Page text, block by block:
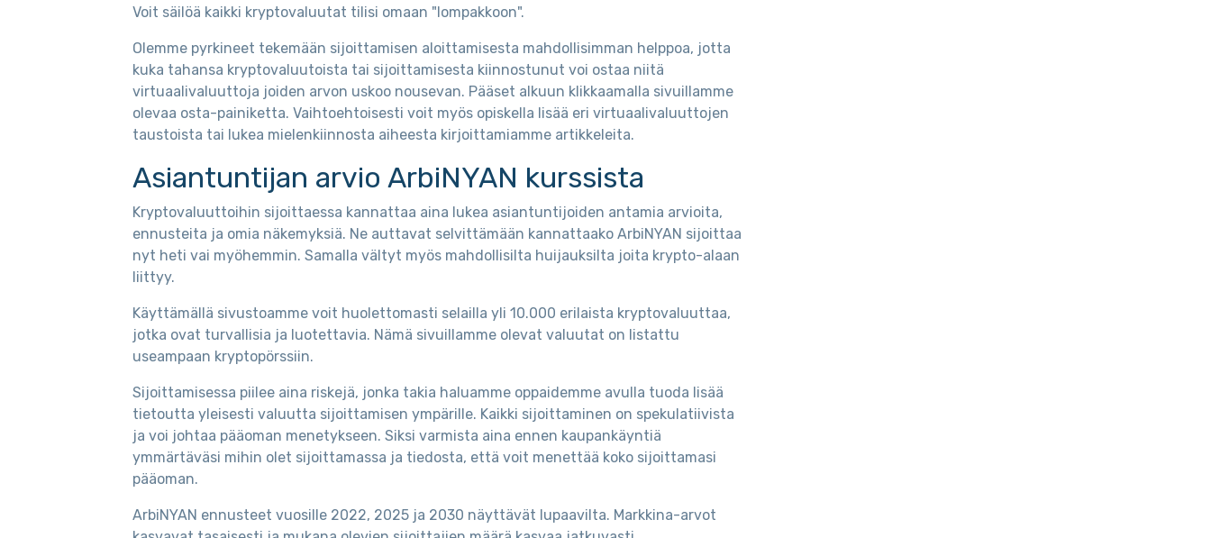
Voit säilöä kaikki kryptovaluutat tilisi omaan "lompakkoon".
Olemme pyrkineet tekemään sijoittamisen aloittamisesta mahdollisimman helppoa, jotta
kuka tahansa kryptovaluutoista tai sijoittamisesta kiinnostunut voi ostaa niitä
virtuaalivaluuttoja joiden arvon uskoo nousevan. Pääset alkuun klikkaamalla sivuillamme
olevaa osta-painiketta. Vaihtoehtoisesti voit myös opiskella lisää eri virtuaalivaluuttojen
taustoista tai lukea mielenkiinnosta aiheesta kirjoittamiamme artikkeleita.
Asiantuntijan arvio ArbiNYAN kurssista
Kryptovaluuttoihin sijoittaessa kannattaa aina lukea asiantuntijoiden antamia arvioita,
ennusteita ja omia näkemyksiä. Ne auttavat selvittämään kannattaako ArbiNYAN sijoittaa
nyt heti vai myöhemmin. Samalla vältyt myös mahdollisilta huijauksilta joita krypto-alaan
liittyy.
Käyttämällä sivustoamme voit huolettomasti selailla yli 10.000 erilaista kryptovaluuttaa,
jotka ovat turvallisia ja luotettavia. Nämä sivuillamme olevat valuutat on listattu
useampaan kryptopörssiin.
Sijoittamisessa piilee aina riskejä, jonka takia haluamme oppaidemme avulla tuoda lisää
tietoutta yleisesti valuutta sijoittamisen ympärille. Kaikki sijoittaminen on spekulatiivista
ja voi johtaa pääoman menetykseen. Siksi varmista aina ennen kaupankäyntiä
ymmärtäväsi mihin olet sijoittamassa ja tiedosta, että voit menettää koko sijoittamasi
pääoman.
ArbiNYAN ennusteet vuosille 2022, 2025 ja 2030 näyttävät lupaavilta. Markkina-arvot